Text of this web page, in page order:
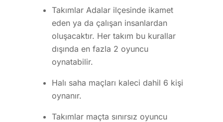
Takımlar Adalar ilçesinde ikamet
eden ya da çalışan insanlardan
oluşacaktır. Her takım bu kurallar
dışında en fazla 2 oyuncu
oynatabilir.
Halı saha maçları kaleci dahil 6 kişi
oynanır.
Takımlar maçta sınırsız oyuncu